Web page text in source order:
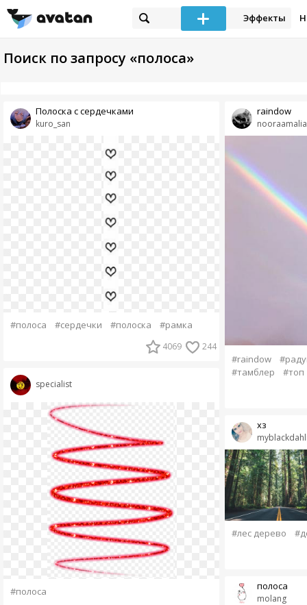
Эффекты
Поиск по запросу «полоса»
kuro_san
Полоска с сердечками
#полоса #сердечки #полоска #рамка
4069 244
specialist
#полоса
nooraamalia
raindow
#raindow
#тамблер
#топ
хз
#лес дерево
molang
полоса